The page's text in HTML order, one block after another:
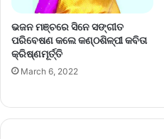
ଭଜନ ମଞ୍ଚରେ ସିନେ ସଙ୍ଗୀତ
ପରିବେଷଣ କଲେ କଣ୍ଠଶିଳ୍ପୀ କବିତା
କ୍ରିଷ୍ଣମୂର୍ତ୍ତି
March 6, 2022